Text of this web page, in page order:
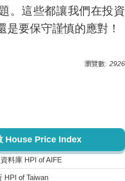
。這些都讓我們在投資
是要保守謹慎的應對！
瀏覽數: 2926
House Price Index
料庫 HPI of AIFE
HPI of Taiwan